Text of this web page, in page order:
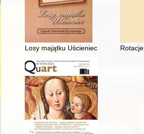
Losy majątku Uścieniec : epizod z